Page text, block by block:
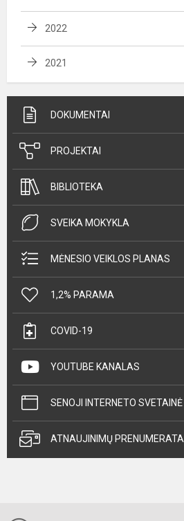
2022
2021
DOKUMENTAI
PROJEKTAI
BIBLIOTEKA
SVEIKA MOKYKLA
MĖNESIO VEIKLOS PLANAS
1,2% PARAMA
COVID-19
YOUTUBE KANALAS
SENOJI INTERNETO SVETAINĖ
ATNAUJINIMŲ PRENUMERATA